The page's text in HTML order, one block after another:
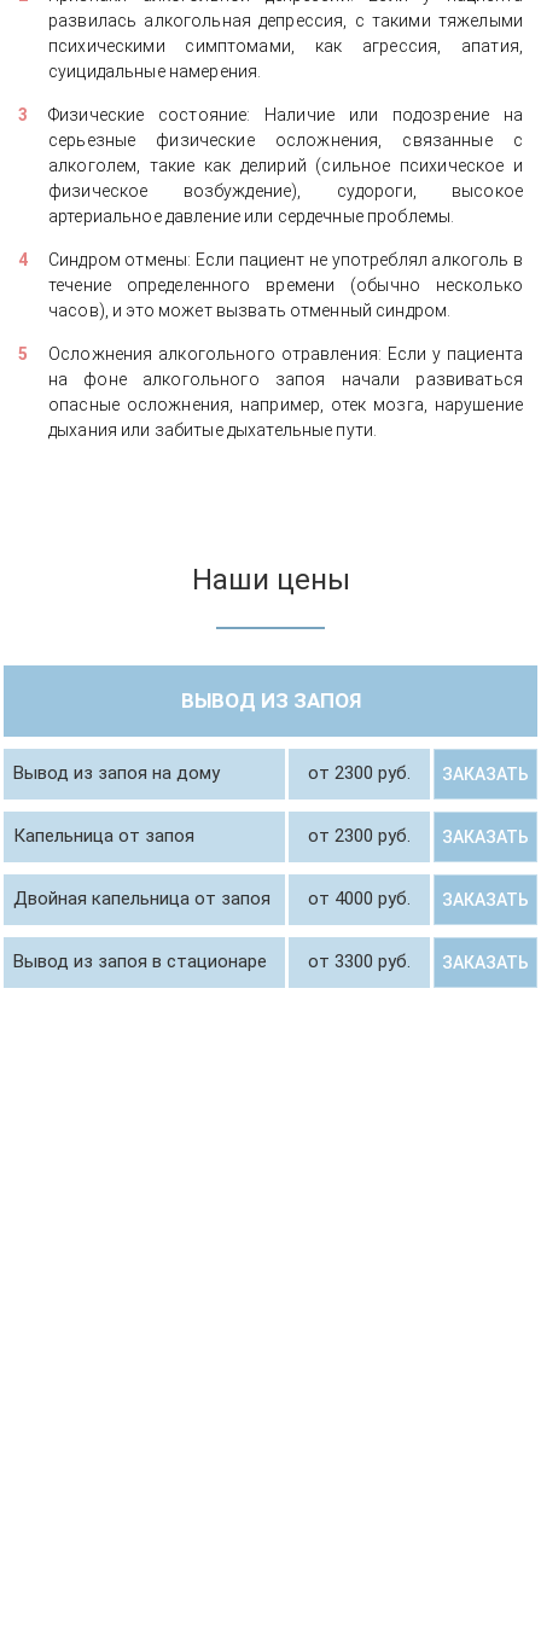
развилась алкогольная депрессия, с такими тяжелыми
психическими симптомами, как агрессия, апатия,
суицидальные намерения.
Физические состояние: Наличие или подозрение на
серьезные физические осложнения, связанные с
алкоголем, такие как делирий (сильное психическое и
физическое возбуждение), судороги, высокое
артериальное давление или сердечные проблемы.
Синдром отмены: Если пациент не употреблял алкоголь в
течение определенного времени (обычно несколько
часов), и это может вызвать отменный синдром.
Осложнения алкогольного отравления: Если у пациента
на фоне алкогольного запоя начали развиваться
опасные осложнения, например, отек мозга, нарушение
дыхания или забитые дыхательные пути.
Наши цены
ВЫВОД ИЗ ЗАПОЯ
Вывод из запоя на дому от 2300 руб. ЗАКАЗАТЬ
Капельница от запоя от 2300 руб. ЗАКАЗАТЬ
Двойная капельница от запоя от 4000 руб. ЗАКАЗАТЬ
Вывод из запоя в стационаре от 3300 руб. ЗАКАЗАТЬ